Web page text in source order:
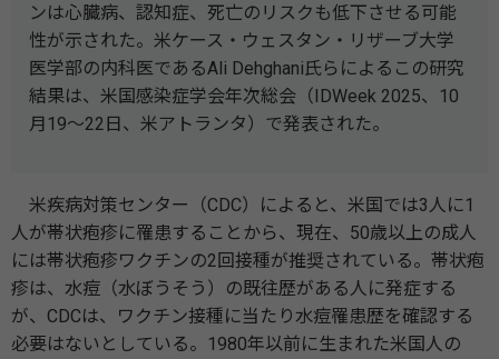
ンは心臓病、認知症、死亡のリスクも低下させる可能
性が示された。米ケース・ウェスタン・リザーブ大学
医学部の内科医であるAli Dehghani氏らによるこの研究
結果は、米国感染症学会年次総会（IDWeek 2025、10
月19～22日、米アトランタ）で発表された。
米疾病対策センター（CDC）によると、米国では3人に1
人が帯状疱疹に罹患することから、現在、50歳以上の成人
には帯状疱疹ワクチンの2回接種が推奨されている。帯状疱
疹は、水痘（水ぼうそう）の既往歴がある人に発症する
が、CDCは、ワクチン接種に当たり水痘罹患歴を確認する
必要はないとしている。1980年以前に生まれた米国人の